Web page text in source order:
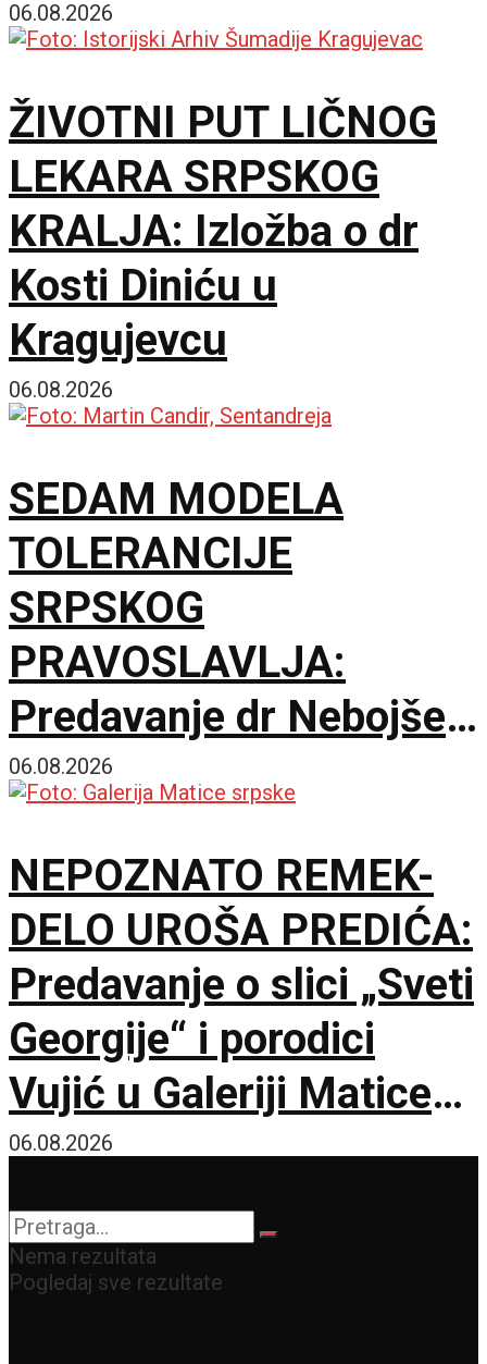
06.08.2026
ŽIVOTNI PUT LIČNOG
LEKARA SRPSKOG
KRALJA: Izložba o dr
Kosti Diniću u
Kragujevcu
06.08.2026
SEDAM MODELA
TOLERANCIJE
SRPSKOG
PRAVOSLAVLJA:
Predavanje dr Nebojše
Šuletića u Galeriji
06.08.2026
NEPOZNATO REMEK-
DELO UROŠA PREDIĆA:
Predavanje o slici „Sveti
Georgije“ i porodici
Vujić u Galeriji Matice
srpske
06.08.2026
Nema rezultata
Pogledaj sve rezultate